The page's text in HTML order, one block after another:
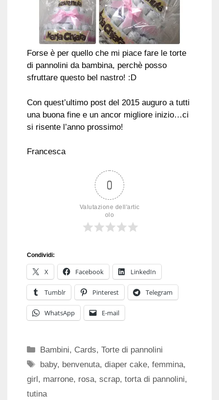
Forse è per quello che mi piace fare le torte
di pannolini da bambina, perchè posso
sfruttare questo bel nastro! :D
Con quest’ultimo post del 2015 auguro a tutti
una buona fine e un ancor migliore inizio…ci
si risente l’anno prossimo!
Francesca
0
Valutazione dell'artic
olo
Condividi:
X Facebook LinkedIn
Tumblr Pinterest Telegram
WhatsApp E-mail
Categorie
Bambini, Cards,Torte di pannolini
Tag
baby, benvenuta,diaper cake,femmina,
girl, marrone, rosa, scrap, torta di pannolini,
tutina